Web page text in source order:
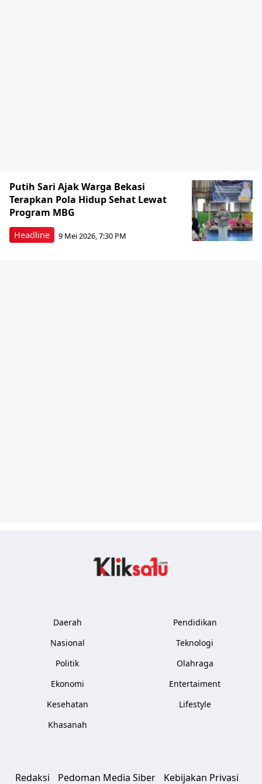
Headline
Putih Sari Ajak Warga Bekasi
Terapkan Pola Hidup Sehat Lewat
Program MBG
9 Mei 2026, 7:30 PM
Daerah
Nasional
Politik
Ekonomi
Kesehatan
Khasanah
Pendidikan
Teknologi
Olahraga
Entertaiment
Lifestyle
Redaksi Pedoman Media Siber Kebijakan Privasi